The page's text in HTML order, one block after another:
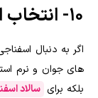
10- انتخاب اسفناج جوان (بیبی اسفناج)
اگر به دنبال
های جوان و نرم
بلکه برای سالاد